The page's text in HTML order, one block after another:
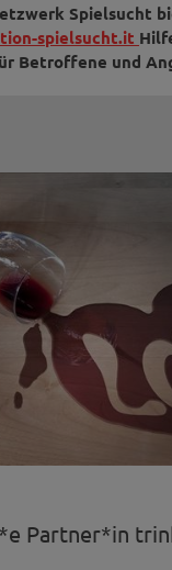
Spielsucht
spielsucht.it
Betroffene und
Partner*in